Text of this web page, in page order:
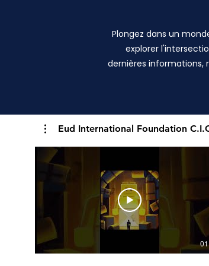
Plongez dans un
explorer
dernières informations,
Eud International Foundation